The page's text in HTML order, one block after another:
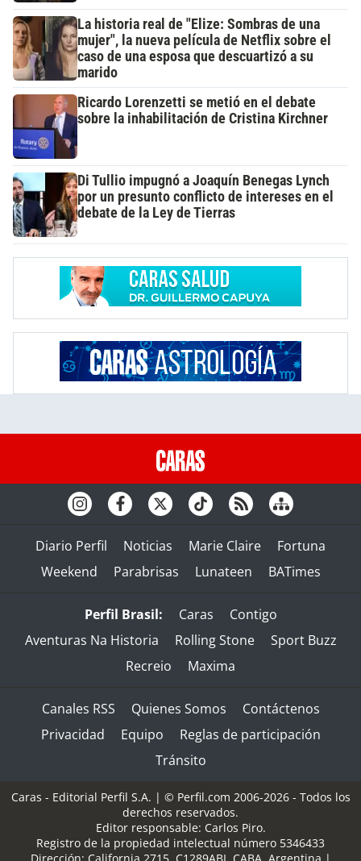
La historia real de "Elize: Sombras de una
mujer", la nueva película de Netflix sobre el
caso de una esposa que descuartizó a su
marido
Ricardo Lorenzetti se metió en el debate
sobre la inhabilitación de Cristina Kirchner
Di Tullio impugnó a Joaquín Benegas Lynch
por un presunto conflicto de intereses en el
debate de la Ley de Tierras
Diario Perfil Noticias Marie Claire
Fortuna
Weekend
Parabrisas Lunateen BATimes
Perfil Brasil: Caras
Contigo
Aventuras Na Historia
Rolling Stone
Sport Buzz
Recreio
Maxima
Canales RSS Quienes Somos
Contáctenos
Privacidad
Equipo
Reglas de participación
Tránsito
Caras - Editorial Perfil S.A. | © Perfil.com 2006-2026 - Todos los
derechos reservados.
Editor responsable: Carlos Piro.
Registro de la propiedad intelectual número 5346433